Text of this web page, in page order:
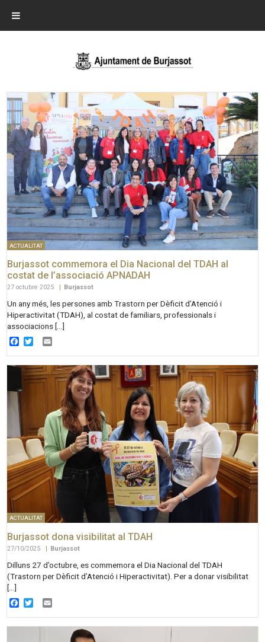
ACTUALITAT
Burjassot commemora el Dia Nacional del TDAH al
costat de l’associació APNADAH
27 octubre 2025 Burjassot
Un any més, les persones amb Trastorn per Dèficit d’Atenció i
Hiperactivitat (TDAH), al costat de familiars, professionals i
associacions […]
Facebook
Twitter
ACTUALITAT
Burjassot dona visibilitat al TDAH
27/10/2025 | Burjassot
Dilluns 27 d’octubre, es commemora el Dia Nacional del TDAH
(Trastorn per Dèficit d’Atenció i Hiperactivitat). Per a donar visibilitat
[…]
Facebook
Twitter